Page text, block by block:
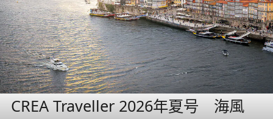
CREA Traveller 2026年夏号 海風